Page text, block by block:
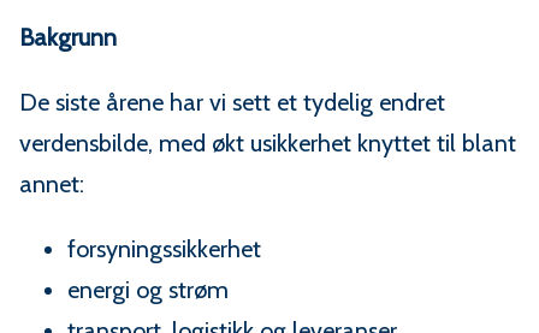
Bakgrunn
De siste årene har vi sett et tydelig endret
verdensbilde, med økt usikkerhet knyttet til blant
annet:
forsyningssikkerhet
energi og strøm